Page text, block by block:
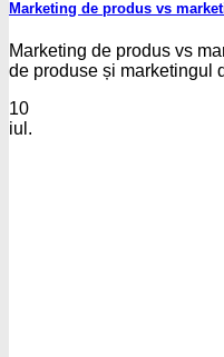
Marketing de produs vs
Marketing de produs vs
de produse și marketingul
10
iul.